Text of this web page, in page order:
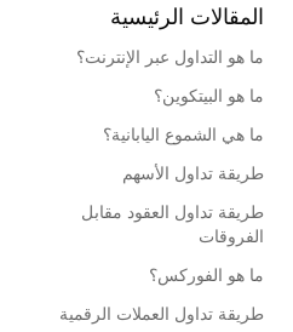
المقالات الرئيسية
ما هو التداول عبر الإنترنت؟
ما هو البيتكوين؟
ما هي الشموع اليابانية؟
طريقة تداول الأسهم
طريقة تداول العقود مقابل
الفروقات
ما هو الفوركس؟
طريقة تداول العملات الرقمية